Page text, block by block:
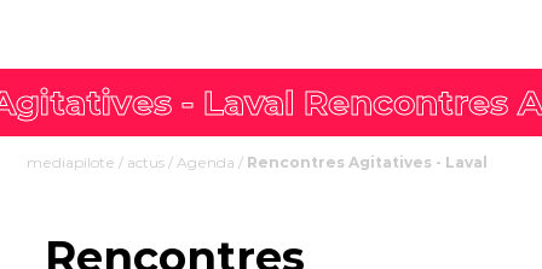
mediapilote / actus /Agenda / Rencontres Agitatives - Laval
Rencontres